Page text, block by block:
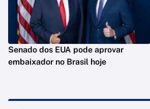
Senado dos EUA pode aprovar
embaixador no Brasil hoje